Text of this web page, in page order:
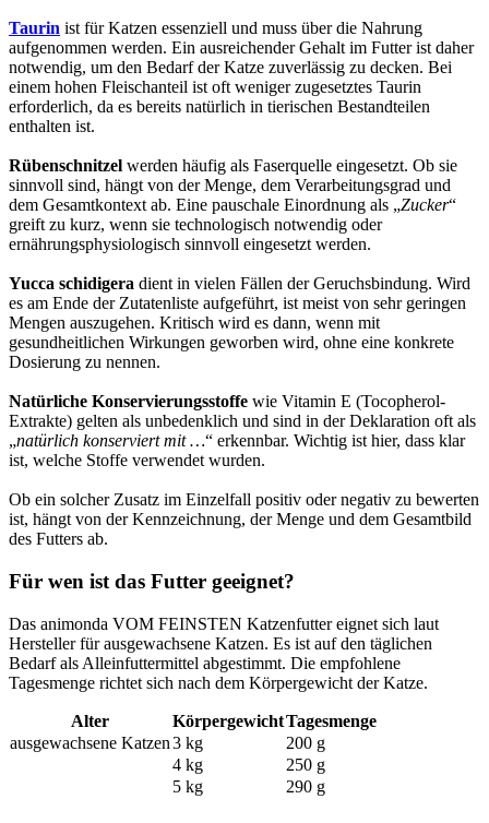
Taurin ist für Katzen essenziell und muss über die Nahrung
aufgenommen werden. Ein ausreichender Gehalt im Futter ist daher
notwendig, um den Bedarf der Katze zuverlässig zu decken. Bei
einem hohen Fleischanteil ist oft weniger zugesetztes Taurin
erforderlich, da es bereits natürlich in tierischen Bestandteilen
enthalten ist.
Rübenschnitzel werden häufig als Faserquelle eingesetzt. Ob sie
sinnvoll sind, hängt von der Menge, dem Verarbeitungsgrad und
dem Gesamtkontext ab. Eine pauschale Einordnung als „Zucker“
greift zu kurz, wenn sie technologisch notwendig oder
ernährungsphysiologisch sinnvoll eingesetzt werden.
Yucca schidigera dient in vielen Fällen der Geruchsbindung. Wird
es am Ende der Zutatenliste aufgeführt, ist meist von sehr geringen
Mengen auszugehen. Kritisch wird es dann, wenn mit
gesundheitlichen Wirkungen geworben wird, ohne eine konkrete
Dosierung zu nennen.
Natürliche Konservierungsstoffe wie Vitamin E (Tocopherol-
Extrakte) gelten als unbedenklich und sind in der Deklaration oft als
„natürlich konserviert mit …“ erkennbar. Wichtig ist hier, dass klar
ist, welche Stoffe verwendet wurden.
Ob ein solcher Zusatz im Einzelfall positiv oder negativ zu bewerten
ist, hängt von der Kennzeichnung, der Menge und dem Gesamtbild
des Futters ab.
Für wen ist das Futter geeignet?
Das animonda VOM FEINSTEN Katzenfutter eignet sich laut
Hersteller für ausgewachsene Katzen. Es ist auf den täglichen
Bedarf als Alleinfuttermittel abgestimmt. Die empfohlene
Tagesmenge richtet sich nach dem Körpergewicht der Katze.
Alter KörpergewichtTagesmenge
ausgewachsene Katzen3 kg
200 g
4 kg
250 g
5 kg
290 g